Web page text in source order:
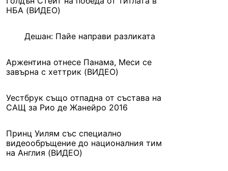
НБА (ВИДЕО)
Дешан: Пайе направи разликата
Аржентина отнесе Панама, Меси се
завърна с хеттрик (ВИДЕО)
Уестбрук също отпадна от състава на
САЩ за Рио де Жанейро 2016
Принц Уилям със специално
видеообръщение до националния тим
на Англия (ВИДЕО)